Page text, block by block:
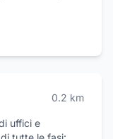
0.2 km
uffici e